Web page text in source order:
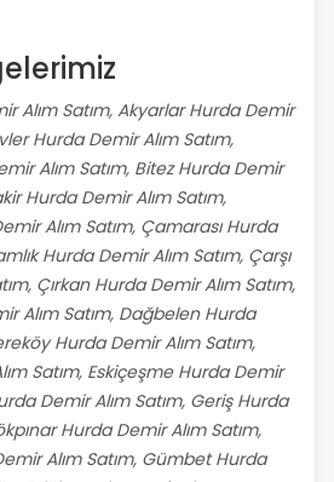
Alım Satım, Akyarlar Hurda Demir
Hurda Demir Alım Satım,
Alım Satım, Bitez Hurda Demir
Hurda Demir Alım Satım,
Alım Satım, Çamarası Hurda
Hurda Demir Alım Satım, Çarşı
Çırkan Hurda Demir Alım Satım,
Alım Satım, Dağbelen Hurda
Hurda Demir Alım Satım,
Satım, Eskiçeşme Hurda Demir
Demir Alım Satım, Geriş Hurda
Hurda Demir Alım Satım,
Alım Satım, Gümbet Hurda